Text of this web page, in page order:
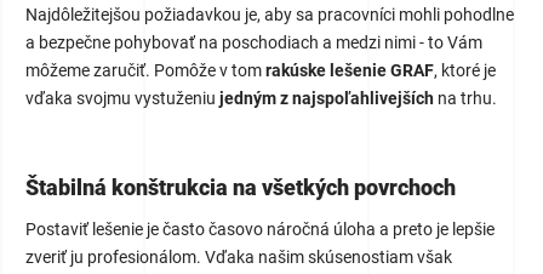
Najdôležitejšou požiadavkou je, aby sa pracovníci mohli pohodlne
a bezpečne pohybovať na poschodiach a medzi nimi - to Vám
môžeme zaručiť. Pomôže v tomrakúske lešenie GRAF, ktoré je
vďaka svojmu vystuženiu jedným z najspoľahlivejších na trhu.
Štabilná konštrukcia na všetkých povrchoch
Postaviť lešenie je často časovo náročná úloha a preto je lepšie
zveriť ju profesionálom. Vďaka našim skúsenostiam však